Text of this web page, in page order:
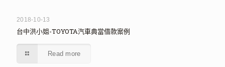
2018-10-13
台中洪小姐-TOYOTA汽車典當借款案例
Read more